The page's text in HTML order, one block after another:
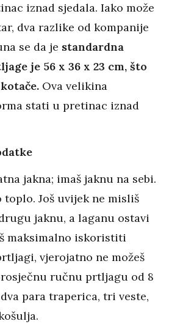
iznad sjedala. Iako može
dva razlike od kompanije
se da je standardna
je 56 x 36 x 23 cm, što
Ova velikina
stati u pretinac iznad
jakna; imaš jaknu na sebi.
toplo. Još uvijek ne misliš
jaknu, a laganu ostavi
maksimalno iskoristiti
vjerojatno ne možeš
ručnu prtljagu od 8
para traperica, tri veste,